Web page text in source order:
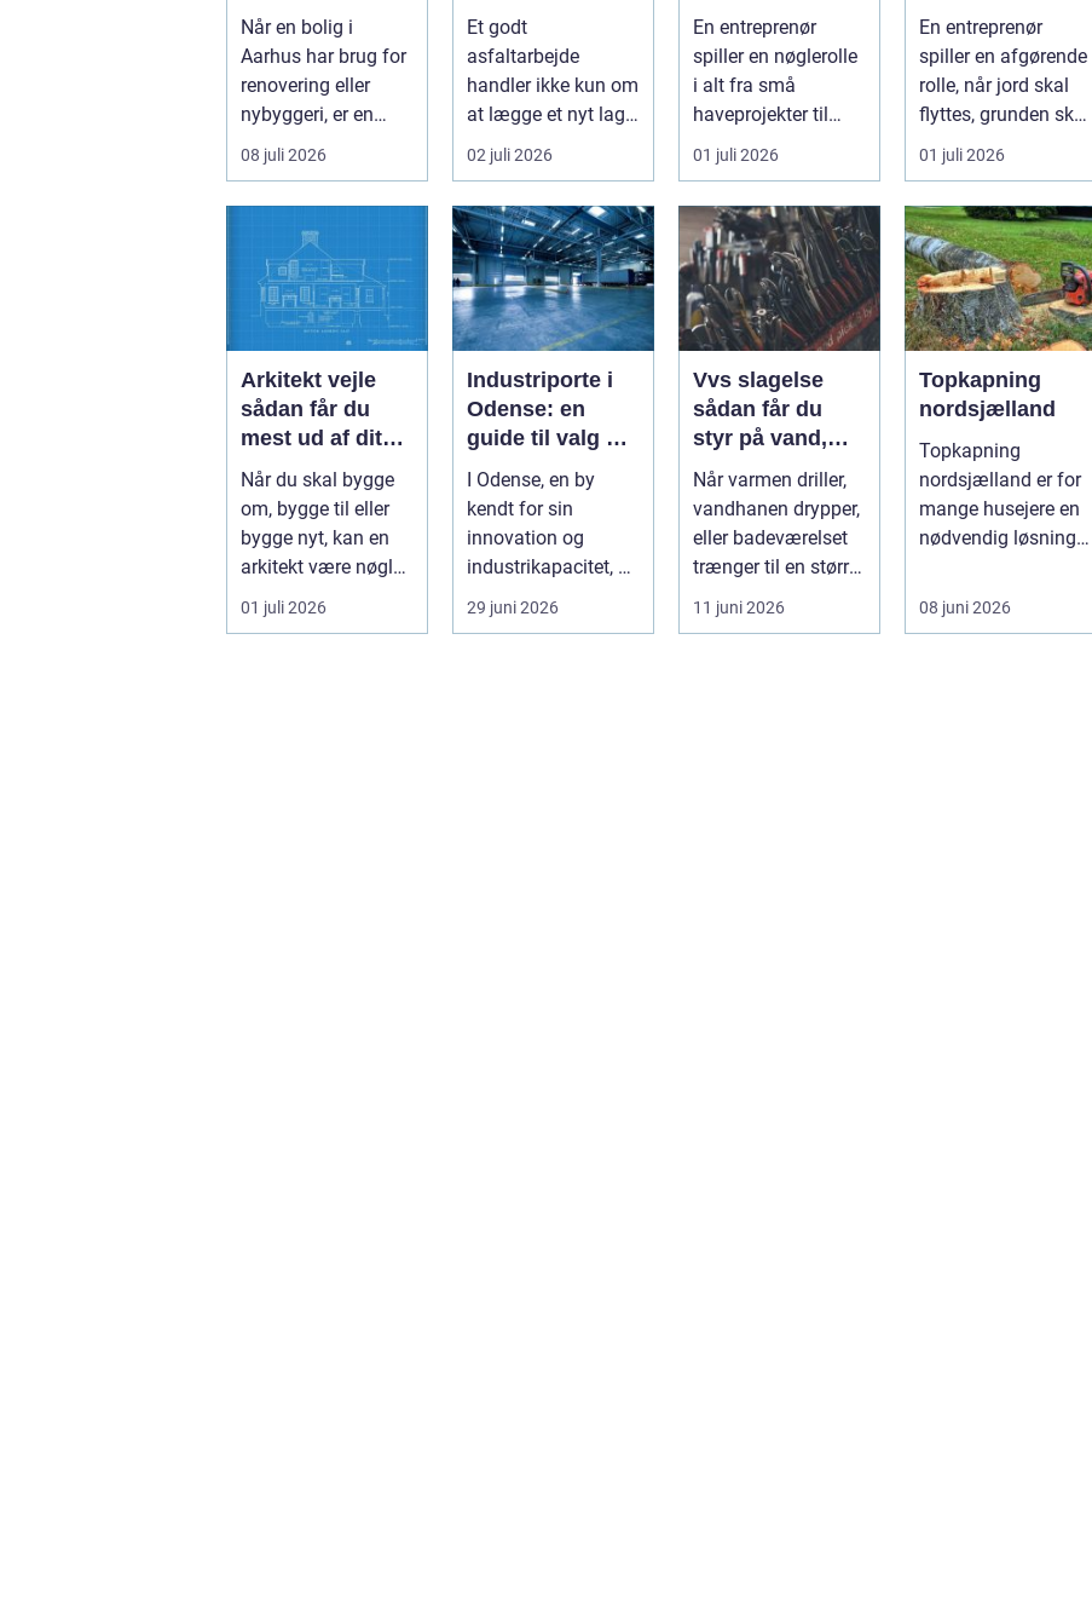
byens hjerte
Når en bolig i
Aarhus har brug for
renovering eller
nybyggeri, er en
kompetent tømrer
u...
08 juli 2026
den rette
samarbejdspart
ner
Et godt
asfaltarbejde
handler ikke kun om
at lægge et nyt lag
asfalt. Det handler
også om
planlægnin...
02 juli 2026
den rette
samarbejdspart
ner til dit
byggeri
En entreprenør
spiller en nøglerolle
i alt fra små
haveprojekter til
større byggerier. I
Nordjylland...
01 juli 2026
projekt
En entreprenør
spiller en afgørende
rolle, når jord skal
flyttes, grunden skal
klargøres, eller der ...
01 juli 2026
Arkitekt vejle
sådan får du
mest ud af dit
byggeri
Når du skal bygge
om, bygge til eller
bygge nyt, kan en
arkitekt være nøglen
til et flot resultat, d...
01 juli 2026
Industriporte i
Odense: en
guide til valg og
installation
I Odense, en by
kendt for sin
innovation og
industrikapacitet, er
valget af den rette
industriport a...
29 juni 2026
Vvs slagelse
sådan får du
styr på vand,
varme og energi
i din bolig
Når varmen driller,
vandhanen drypper,
eller badeværelset
trænger til en større
renovering, er en
dy...
11 juni 2026
Topkapning
nordsjælland
Topkapning
nordsjælland er for
mange husejere en
nødvendig løsning,
skaber mørke, ut...
08 juni 2026